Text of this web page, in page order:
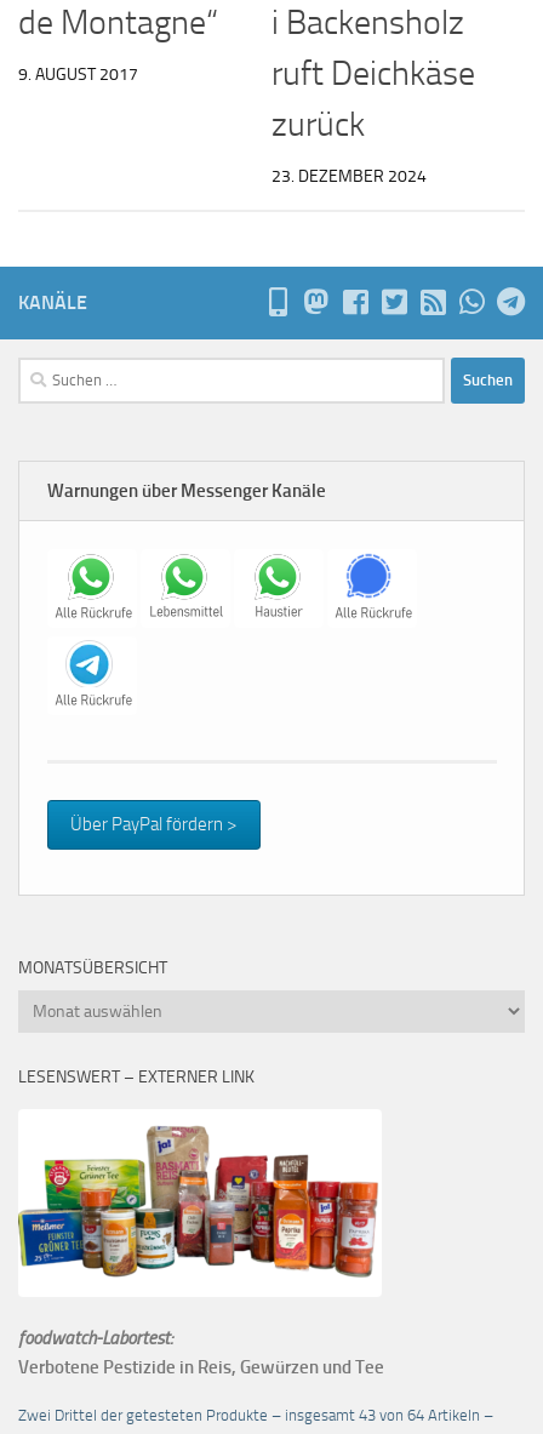
de Montagne“
9. AUGUST 2017
i Backensholz
ruft Deichkäse
zurück
23. DEZEMBER 2024
KANÄLE
Suchen
nach:
Warnungen über Messenger Kanäle
Über PayPal fördern >
MONATSÜBERSICHT
Monatsübersicht
LESENSWERT – EXTERNER LINK
foodwatch-Labortest:
Verbotene Pestizide in Reis, Gewürzen und Tee
Zwei Drittel der getesteten Produkte – insgesamt 43 von 64 Artikeln –